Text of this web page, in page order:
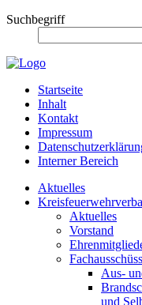
Suchbegriff
Startseite
Inhalt
Kontakt
Impressum
Interner Bereich
Aktuelles
Aktuelles
Vorstand
Aus-
und